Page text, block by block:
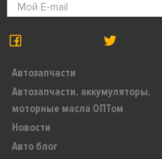
Автозапчасти
Автозапчасти, аккумуляторы,
моторные масла ОПТом
Новости
Авто блог